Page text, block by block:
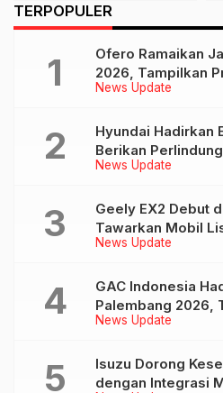
TERPOPULER
News Update
Ofero Ramaikan
2026, Tampilkan
hingga Calon
News Update
Hyundai Hadirkan
Berikan
Tiga Produk ini
News Update
Geely EX2 Debut
Tawarkan Mobil
239 Jutaan
News Update
GAC Indonesia
Palembang 2026,
AION UT dan AION
Isuzu Dorong
dengan Integrasi